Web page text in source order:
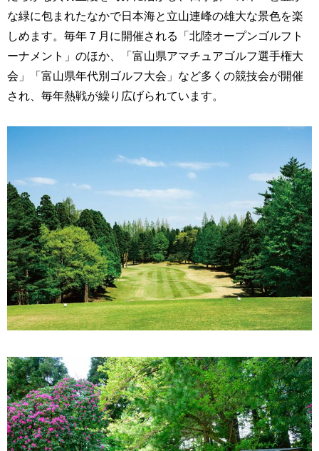
な緑に包まれたなかで日本海と立山連峰の雄大な景色を楽
しめます。毎年７月に開催される「北陸オープンゴルフト
ーナメント」のほか、「富山県アマチュアゴルフ選手権大
会」「富山県年代別ゴルフ大会」など多くの競技会が開催
され、毎年熱戦が繰り広げられています。